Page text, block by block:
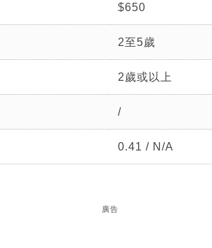
$650
2至5歲
2歲或以上
/
0.41 / N/A
廣告